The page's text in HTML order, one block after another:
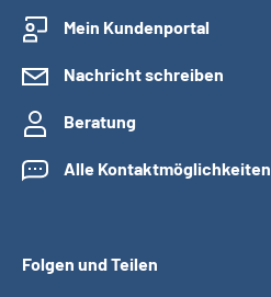
Mein Kundenportal
Nachricht schreiben
Beratung
Alle Kontaktmöglichkeiten
Folgen und Teilen